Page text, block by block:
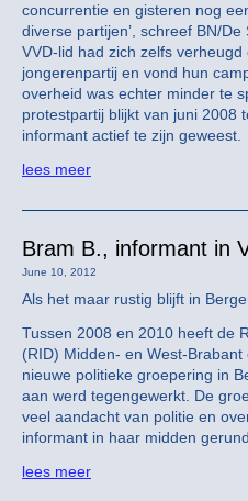
concurrentie en gisteren nog
diverse partijen’, schreef BN/
VVD-lid had zich zelfs
jongerenpartij en vond hun
overheid was echter minder te
protestpartij blijkt van juni 2008
informant actief te zijn geweest.
lees meer
Bram B., informant in
June 10, 2012
Als het maar rustig blijft in
Tussen 2008 en 2010 heeft de
(RID) Midden- en West-
nieuwe politieke groepering in
aan werd tegengewerkt. De
veel aandacht van politie en
informant in haar midden
lees meer